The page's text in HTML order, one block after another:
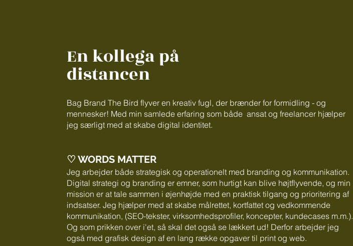
En kollega på
distancen
Bag Brand The Bird flyver en kreativ fugl, der brænder for formidling - og
mennesker! Med min samlede erfaring som både ansat og freelancer hjælper
jeg særligt med at skabe digital identitet.
♡ WORDS MATTER
Jeg arbejder både strategisk og operationelt med branding og kommunikation.
Digital strategi og branding er emner, som hurtigt kan blive højtflyvende, og min
mission er at tale sammen i øjenhøjde med en praktisk tilgang og prioritering af
indsatser. Jeg hjælper med at skabe målrettet, kortfattet og vedkommende
kommunikation, (SEO-tekster, virksomhedsprofiler, koncepter, kundecases m.m.).
Og som prikken over i'et, så skal det også se lækkert ud! Derfor arbejder jeg
også med grafisk design af en lang række opgaver til print og web.